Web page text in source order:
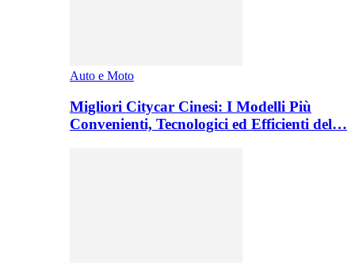
Auto e Moto
Migliori Citycar Cinesi: I Modelli Più
Convenienti, Tecnologici ed Efficienti del…